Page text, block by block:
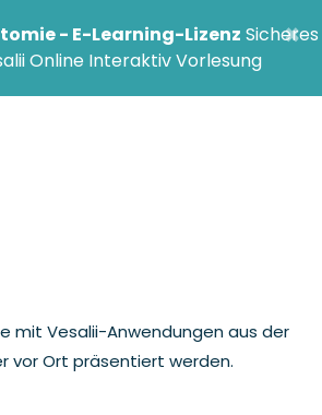
- E-Learning-Lizenz Sicheres
Online Interaktiv Vorlesung
×
mit Vesalii-Anwendungen aus der
vor Ort präsentiert werden.